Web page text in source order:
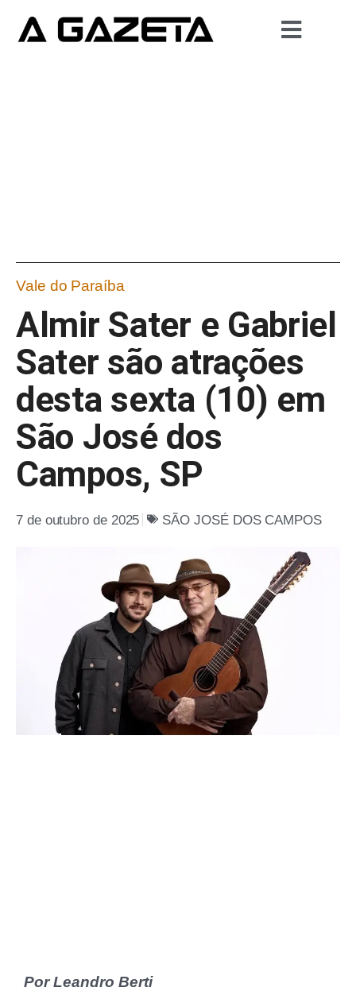
Vale do Paraíba
Almir Sater e Gabriel
Sater são atrações
desta sexta (10) em
São José dos
Campos, SP
7 de outubro de 2025 SÃO JOSÉ DOS CAMPOS
Por Leandro Berti